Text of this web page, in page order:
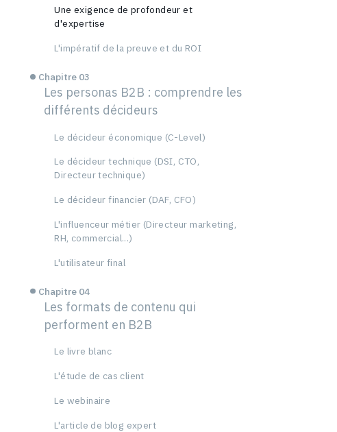
Une exigence de profondeur et
d'expertise
L'impératif de la preuve et du ROI
Chapitre 03
Les personas B2B : comprendre les
différents décideurs
Le décideur économique (C-Level)
Le décideur technique (DSI, CTO,
Directeur technique)
Le décideur financier (DAF, CFO)
L'influenceur métier (Directeur marketing,
RH, commercial...)
L'utilisateur final
Chapitre 04
Les formats de contenu qui
performent en B2B
Le livre blanc
L'étude de cas client
Le webinaire
L'article de blog expert